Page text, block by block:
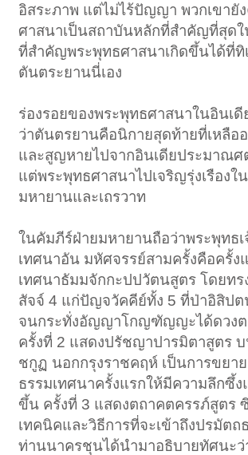
อิสระภาพ แต่ไม่ไร้ปัญญา พวกเขายั
ศาสนาเป็นสถาบันหลักที่สำคัญที่สุดใ
ที่สำคัญพระพุทธศาสนาเกิดขึ้นได้ที่ทิ
ตันตระยานนี่เอง
ร่องรอยของพระพุทธศาสนาในอินเดี
ว่าตันตรยานคือนิกายสุดท้ายที่เหลือ
และสูญหายไปจากอินเดียประมาณศ
แต่พระพุทธศาสนาไปเจริญรุ่งเรืองใ
มหายานและเถรวาท
ในคัมภีร์ฝ่ายมหายานถือว่าพระพุทธเ
เทศนาอัน มหัศจรรย์สามครั้งคือครั้ง
เทศนาธัมมจักกะปปวัตนสูตร โดยทร
สัจจ์ 4 แก่ปัญจวัคคีย์ทั้ง 5 ที่ป่าอิสิป
จนกระทั่งอัญญาโกญฑัญญะได้ดวงต
ครั้งที่ 2 แสดงปรัชญาปารมิตาสูตร
ชกูฏ นอกกรุงราชคฤห์ เป็นการขยา
ธรรมเทศนาครั้งแรกให้มีความลึกซึ้ง
ขึ้น ครั้งที่ 3 แสดงตถาคตครรภ์สูตร
เทคนิคและวิธีการที่จะเข้าถึงปรมัตถ
ท่านนาครชุนได้นำมาอธิบายทัศนะ